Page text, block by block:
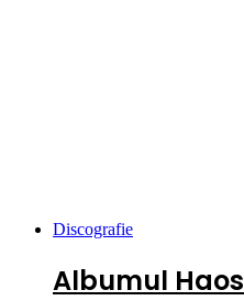
Discografie
Albumul Haos